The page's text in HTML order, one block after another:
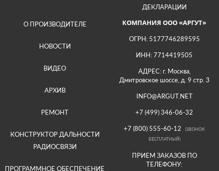
ДЕКЛАРАЦИИ
О ПРОИЗВОДИТЕЛЕ
НОВОСТИ
ВИДЕО
АРХИВ
РЕМОНТ
КОНСТРУКТОР ДАЛЬНОСТИ
РАДИОСВЯЗИ
ПРОГРАММНОЕ ОБЕСПЕЧЕНИЕ
КОМПАНИЯ ООО «АРГУТ»
ОГРН: 5177746289595
ИНН: 7714419505
АДРЕС: г. Москва,
Дмитровское шоссе, д. 9 стр. 3
INFO@ARGUT.NET
+7 (499) 346-06-32
+7 (800) 555-60-12
(ЗВОНОК
БЕСПЛАТНЫЙ)
ПРИЕМ ЗАКАЗОВ ПО
ТЕЛЕФОНУ: